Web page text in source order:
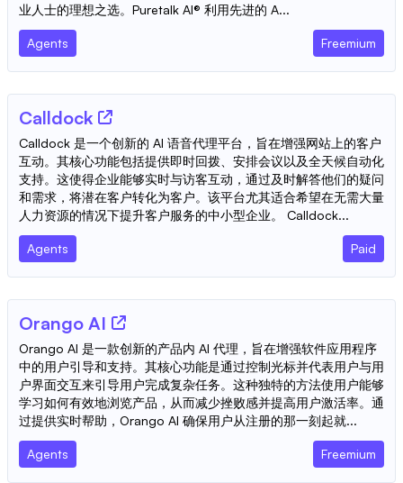
业人士的理想之选。Puretalk AI® 利用先进的 A...
Agents Freemium
Calldock
Calldock 是一个创新的 AI 语音代理平台，旨在增强网站上的客户
互动。其核心功能包括提供即时回拨、安排会议以及全天候自动化
支持。这使得企业能够实时与访客互动，通过及时解答他们的疑问
和需求，将潜在客户转化为客户。该平台尤其适合希望在无需大量
人力资源的情况下提升客户服务的中小型企业。 Calldock...
Agents Paid
Orango AI
Orango AI 是一款创新的产品内 AI 代理，旨在增强软件应用程序
中的用户引导和支持。其核心功能是通过控制光标并代表用户与用
户界面交互来引导用户完成复杂任务。这种独特的方法使用户能够
学习如何有效地浏览产品，从而减少挫败感并提高用户激活率。通
过提供实时帮助，Orango AI 确保用户从注册的那一刻起就...
Agents Freemium